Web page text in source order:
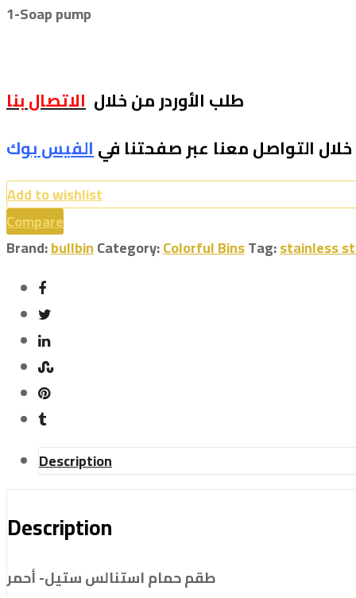
1-Soap pump
طلب الأوردر من خلال الاتصال بنا
التواصل معنا عبر صفحتنا فيالفيس بوك
Add to wishlist
Compare
Brand:bullbinCategory:Colorful BinsTag:stainless
Description
Description
طقم حمام استنالس ستيل- أحمر